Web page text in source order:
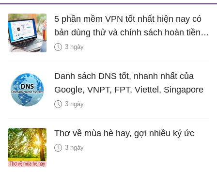
5 phần mềm VPN tốt nhất hiện nay có
bản dùng thử và chính sách hoàn tiền
miễn phí
3 ngày
Danh sách DNS tốt, nhanh nhất của
Google, VNPT, FPT, Viettel, Singapore
3 ngày
Thơ về mùa hè hay, gợi nhiều ký ức
3 ngày